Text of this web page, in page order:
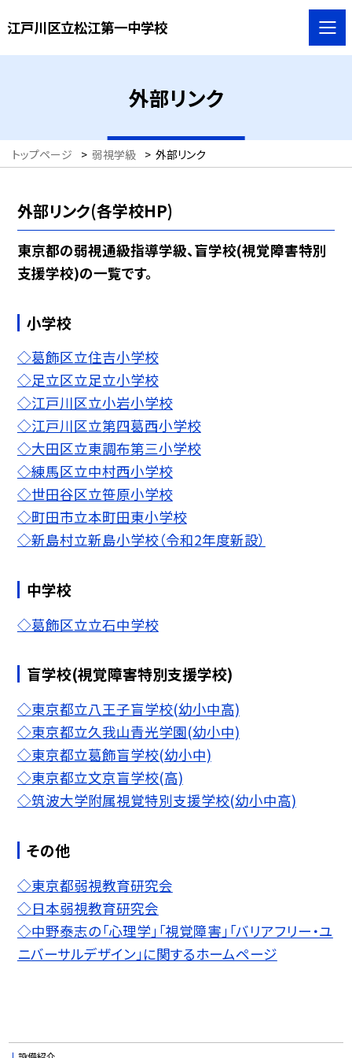
江戸川区立松江第一中学校
外部リンク
トップページ > 弱視学級 > 外部リンク
外部リンク(各学校HP)
東京都の弱視通級指導学級、盲学校(視覚障害特別
支援学校)の一覧です。
小学校
◇葛飾区立住吉小学校
◇足立区立足立小学校
◇江戸川区立小岩小学校
◇江戸川区立第四葛西小学校
◇大田区立東調布第三小学校
◇練馬区立中村西小学校
◇世田谷区立笹原小学校
◇町田市立本町田東小学校
◇新島村立新島小学校（令和2年度新設）
中学校
◇葛飾区立立石中学校
盲学校(視覚障害特別支援学校)
◇東京都立八王子盲学校(幼小中高)
◇東京都立久我山青光学園(幼小中)
◇東京都立葛飾盲学校(幼小中)
◇東京都立文京盲学校(高)
◇筑波大学附属視覚特別支援学校(幼小中高)
その他
◇東京都弱視教育研究会
◇日本弱視教育研究会
◇中野泰志の「心理学」「視覚障害」「バリアフリー・ユ
ニバーサルデザイン」に関するホームページ